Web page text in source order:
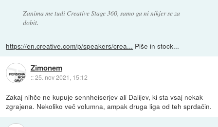
Zanima me tudi Creative Stage 360, samo ga ni nikjer se za
dobit.
https://en.creative.com/p/speakers/crea... Piše in stock...
Zimonem
::25. nov 2021, 15:12
Zakaj nihče ne kupuje sennheiserjev ali Dalijev, ki sta vsaj nekak
zgrajena. Nekoliko več volumna, ampak druga liga od teh sprdačin.